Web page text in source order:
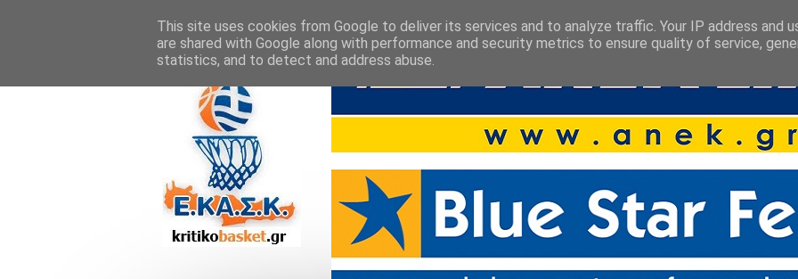
This site uses cookies from Google to deliver its services and to analyze traffic. Your IP address and
are shared with Google along with performance and security metrics to ensure quality of service,
statistics, and to detect and address abuse.